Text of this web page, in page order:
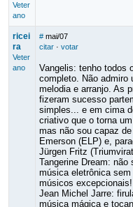
Veter
ano
ricei
ra
Veter
ano
# mai/07
citar· votar
Vangelis: tenho todos
completo. Não admiro
melodia e arranjo. As
fizeram sucesso
simples... e em cima
criativo que o torna
mas não sou capaz
Emerson (ELP) e,
Jürgen Fritz
Tangerine Dream:
música eletrônica
músicos excepcionais!
Jean Michel Jarre:
música mágica e